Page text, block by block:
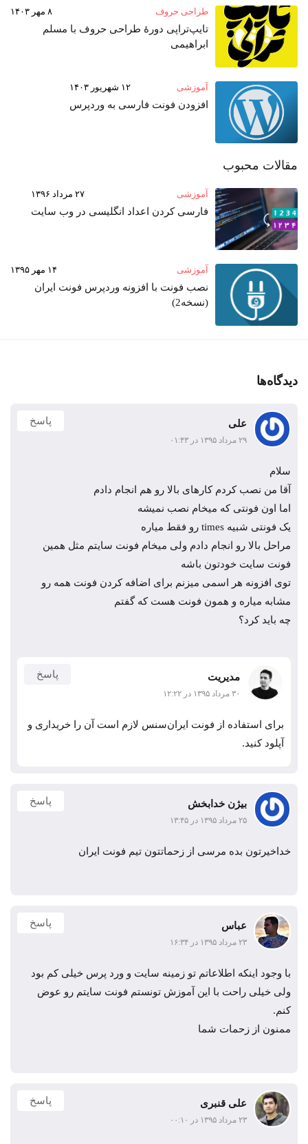
طراحی حروف ۸ مهر ۱۴۰۳
تایپ‌تراپی دورهٔ طراحی حروف با مسلم
ابراهیمی
آموزشی ۱۲ شهریور ۱۴۰۳
افزودن فونت فارسی به وردپرس
مقالات محبوب
آموزشی ۲۷ مرداد ۱۳۹۶
فارسی کردن اعداد انگلیسی در وب‌ سایت
آموزشی ۱۴ مهر ۱۳۹۵
نصب فونت با افزونه وردپرس فونت ایران
(نسخه2)
دیدگاه‌ها
علی
۲۹ مرداد ۱۳۹۵ در ۰۱:۴۳
پاسخ
سلام
آقا من نصب کردم کارهای بالا رو هم انجام دادم
اما اون فونتی که میخام نصب نمیشه
یک فونتی شبیه times رو فقط میاره
مراحل بالا رو انجام دادم ولی میخام فونت سایتم مثل همین
فونت سایت خودتون باشه
توی افزونه هر اسمی میزنم برای اضافه کردن فونت همه رو
مشابه میاره و همون فونت هست که گفتم
چه باید کرد؟
مدیریت
۳۰ مرداد ۱۳۹۵ در ۱۲:۲۲
پاسخ
برای استفاده از فونت ایران‌سنس لازم است آن را خریداری و
آپلود کنید.
بیژن خدابخش
۲۵ مرداد ۱۳۹۵ در ۱۳:۴۵
پاسخ
خداخیرتون بده مرسی از زحماتتون تیم فونت ایران
عباس
۲۳ مرداد ۱۳۹۵ در ۱۶:۳۴
پاسخ
با وجود اینکه اطلاعاتم تو زمینه سایت و ورد پرس خیلی کم بود
ولی خیلی راحت با این آموزش تونستم فونت سایتم رو عوض
کنم.
ممنون از زحمات شما
علی قنبری
۲۳ مرداد ۱۳۹۵ در ۰۰:۱۰
پاسخ